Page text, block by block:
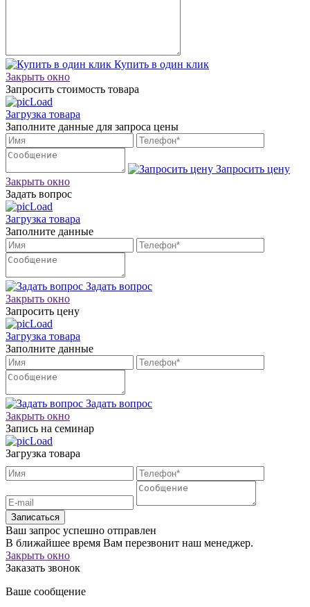
Купить в один клик
Закрыть окно
Запросить стоимость товара
Загрузка товара
Заполните данные для запроса цены
Запросить цену
Закрыть окно
Задать вопрос
Загрузка товара
Заполните данные
Задать вопрос
Закрыть окно
Запросить цену
Загрузка товара
Заполните данные
Задать вопрос
Закрыть окно
Запись на семинар
Загрузка товара
Записаться
Ваш запрос успешно отправлен
В ближайшее время Вам перезвонит наш менеджер.
Закрыть окно
Заказать звонок
Ваше сообщение